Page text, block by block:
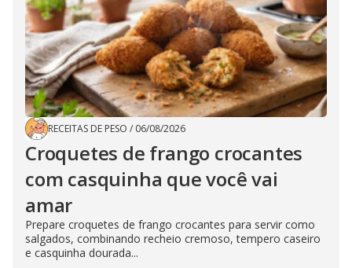
RECEITAS DE PESO / 06/08/2026
Croquetes de frango crocantes
com casquinha que você vai
amar
Prepare croquetes de frango crocantes para servir como
salgados, combinando recheio cremoso, tempero caseiro
e casquinha dourada...